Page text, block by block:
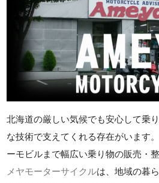
北海道の厳しい気候でも安心して乗
な技術で支えてくれる存在がいます
ーモビルまで幅広い乗り物の販売・
メヤモーターサイクルは、地域の暮